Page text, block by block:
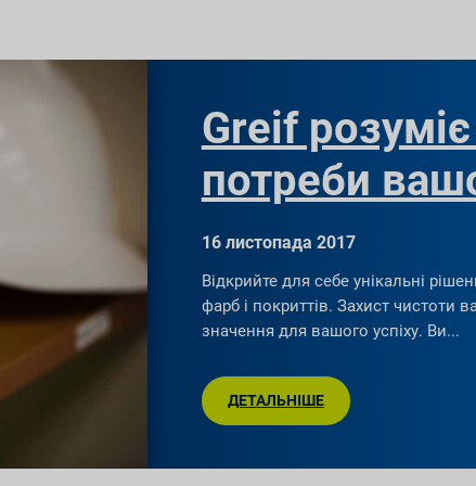
Greif
потреби
16 листопада 2017
Відкрийте для себе унікальні
фарб і покриттів. Захист чистоти
значення для вашого успіху. Ви
ДЕТАЛЬНІШЕ